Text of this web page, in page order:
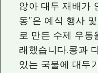
않아 대두 재배가
동”은 예식 행사
로 만든 수제 우동
래했습니다.콩과
있는 국물에 대두